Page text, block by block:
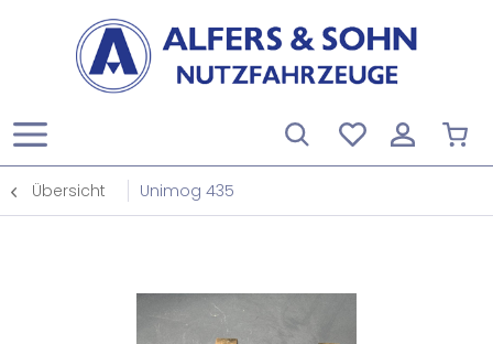
Übersicht Unimog 435